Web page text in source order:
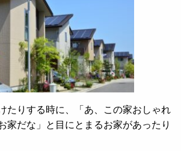
たりする時に、「あ、この家おしゃれ
家だな」と目にとまるお家があったり